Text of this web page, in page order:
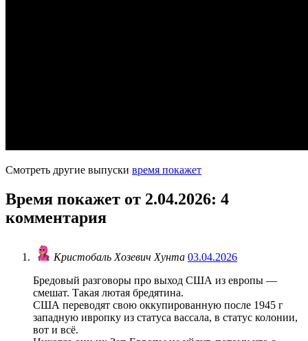
Смотреть другие выпуски время покажет
Время покажет от 2.04.2026: 4
комментария
Кристобаль Хозевич Хунта 03.04.2026
Бредовый разговоры про выход США из европы —
смешат. Такая лютая бредятина.
США переводят свою оккупированную после 1945 г
западную ивропку из статуса вассала, в статус колонии,
вот и всё.